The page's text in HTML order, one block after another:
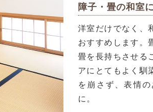
障子・畳の和室
洋室だけでなく、
おすすめします。
畳を長持ちさせる
アにとてもよく馴
を崩さず、表情
に。